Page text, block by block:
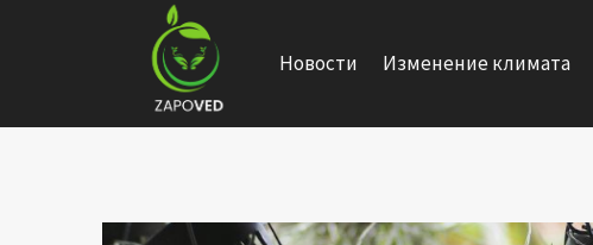
Новости Изменение климата